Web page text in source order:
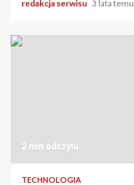
redakcja serwisu 3 lata temu
2 min odczytu
TECHNOLOGIA